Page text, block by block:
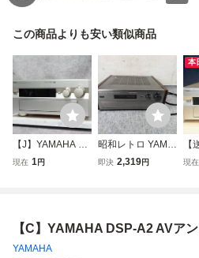
この商品よりも安い類似商品
【J】YAMAHA DS
P-AX1 AVアンプ
現在 1円
昭和レトロ YAMA
HA AVX-2200 DS
即決 2,319円
本
ャ
現在
【C】YAMAHA DSP-A2 AVア
YAMAHA